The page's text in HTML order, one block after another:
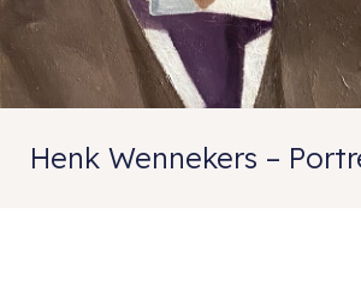
Henk Wennekers –